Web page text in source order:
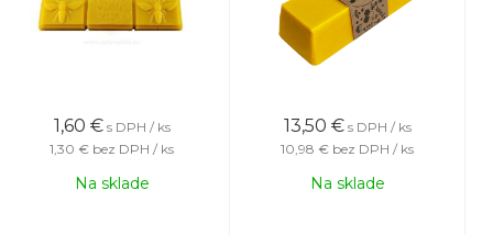
1,60 € s DPH / ks
1,30 € bez DPH / ks
Na sklade
13,50 € s DPH / ks
10,98 € bez DPH / ks
Na sklade